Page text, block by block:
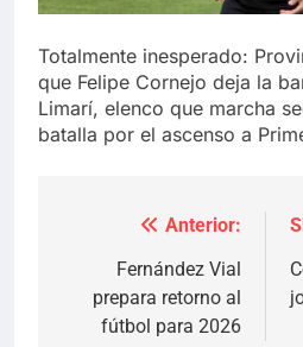
Totalmente inesperado:
que Felipe Cornejo deja la
Limarí, elenco que marcha
batalla por el ascenso a
Navegación
entradas
Anterior:
Fernández Vial
prepara retorno al
fútbol para 2026